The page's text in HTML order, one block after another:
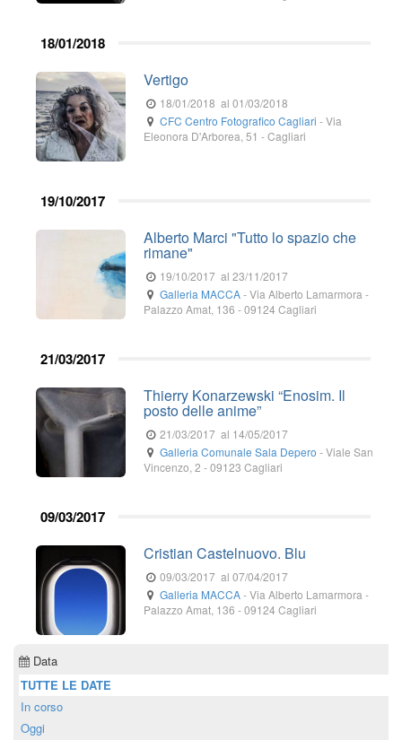
18/01/2018
Vertigo
18/01/2018 al 01/03/2018
CFC Centro Fotografico Cagliari -Via
Eleonora D'Arborea, 51 -Cagliari
19/10/2017
Alberto Marci "Tutto lo spazio che
rimane"
19/10/2017 al 23/11/2017
Galleria MACCA-Via Alberto Lamarmora -
Palazzo Amat, 136 -09124 Cagliari
21/03/2017
Thierry Konarzewski “Enosim. Il
posto delle anime”
21/03/2017 al 14/05/2017
Galleria Comunale Sala Depero -Viale San
Vincenzo, 2 -09123 Cagliari
09/03/2017
Cristian Castelnuovo. Blu
09/03/2017 al 07/04/2017
Galleria MACCA-Via Alberto Lamarmora -
Palazzo Amat, 136 -09124 Cagliari
Data
TUTTE LE DATE
In corso
Oggi